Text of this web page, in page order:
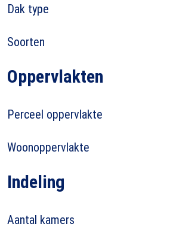
Dak type
Soorten
Oppervlakten
Perceel oppervlakte
Woonoppervlakte
Indeling
Aantal kamers